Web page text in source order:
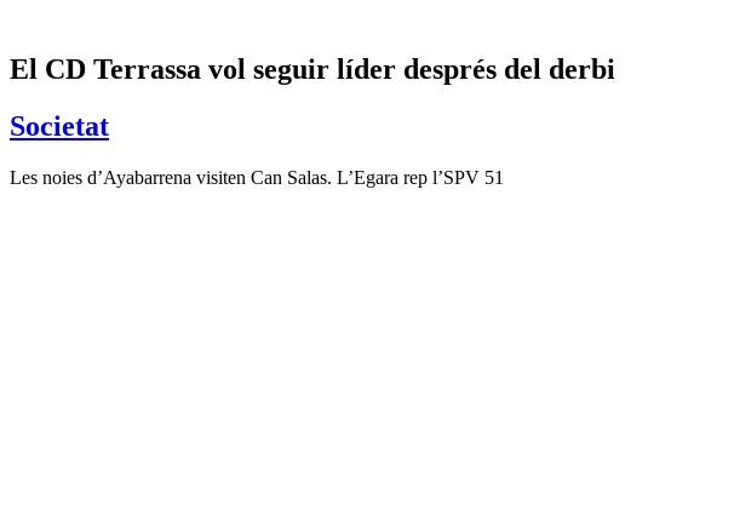
El CD Terrassa vol seguir líder després del derbi
Societat
Les noies d’Ayabarrena visiten Can Salas. L’Egara rep l’SPV 51